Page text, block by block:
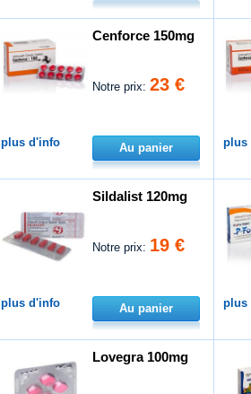
Cenforce 150mg
Notre prix:23 €
plus d'info Au panier plus
Sildalist 120mg
Notre prix: 19 €
plus d'info Au panier plus
Lovegra 100mg